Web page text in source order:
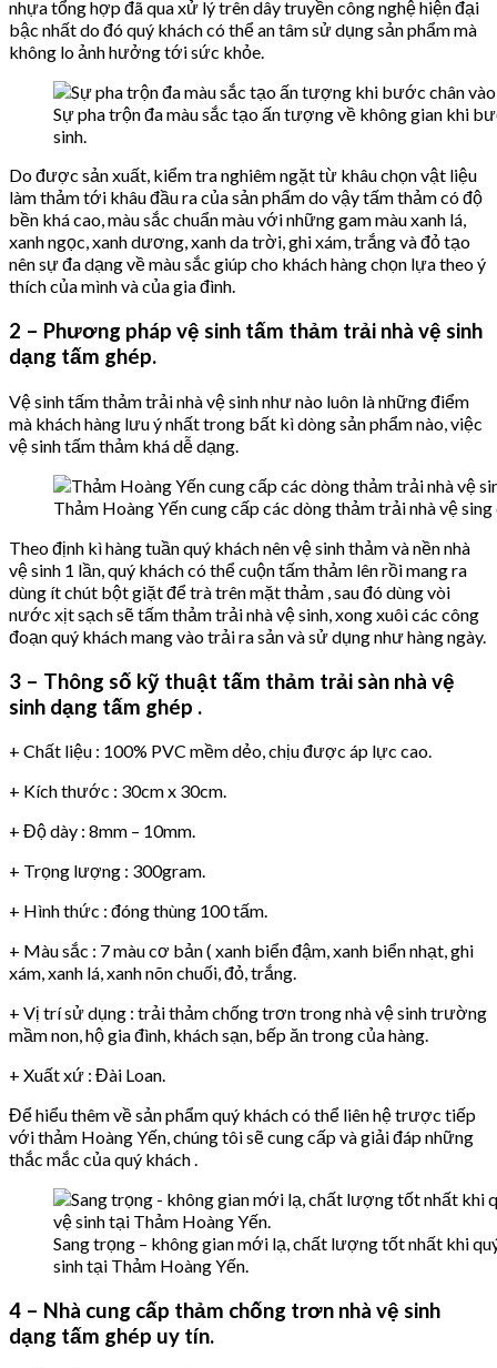
nhựa tổng hợp đã qua xử lý trên dây truyền công nghệ hiện đại
bậc nhất do đó quý khách có thể an tâm sử dụng sản phẩm mà
không lo ảnh hưởng tới sức khỏe.
Sự pha trộn đa màu sắc tạo ấn tượng về không gian khi
sinh.
Do được sản xuất, kiểm tra nghiêm ngặt từ khâu chọn vật liệu
làm thảm tới khâu đầu ra của sản phẩm do vậy tấm thảm có độ
bền khá cao, màu sắc chuẩn màu với những gam màu xanh lá,
xanh ngọc, xanh dương, xanh da trời, ghi xám, trắng và đỏ tạo
nên sự đa dạng về màu sắc giúp cho khách hàng chọn lựa theo ý
thích của mình và của gia đình.
2 – Phương pháp vệ sinh tấm thảm trải nhà vệ sinh
dạng tấm ghép.
Vệ sinh tấm thảm trải nhà vệ sinh như nào luôn là những điểm
mà khách hàng lưu ý nhất trong bất kì dòng sản phẩm nào, việc
vệ sinh tấm thảm khá dễ dạng.
Thảm Hoàng Yến cung cấp các dòng thảm trải nhà vệ
Theo định kì hàng tuần quý khách nên vệ sinh thảm và nền nhà
vệ sinh 1 lần, quý khách có thể cuộn tấm thảm lên rồi mang ra
dùng ít chút bột giặt để trà trên mặt thảm , sau đó dùng vòi
nước xịt sạch sẽ tấm thảm trải nhà vệ sinh, xong xuôi các công
đoạn quý khách mang vào trải ra sản và sử dụng như hàng ngày.
3 – Thông số kỹ thuật tấm thảm trải sàn nhà vệ
sinh dạng tấm ghép .
+ Chất liệu : 100% PVC mềm dẻo, chịu được áp lực cao.
+ Kích thước : 30cm x 30cm.
+ Độ dày : 8mm – 10mm.
+ Trọng lượng : 300gram.
+ Hình thức : đóng thùng 100 tấm.
+ Màu sắc : 7 màu cơ bản ( xanh biển đậm, xanh biển nhạt, ghi
xám, xanh lá, xanh nõn chuối, đỏ, trắng.
+ Vị trí sử dụng : trải thảm chống trơn trong nhà vệ sinh trường
mầm non, hộ gia đình, khách sạn, bếp ăn trong của hàng.
+ Xuất xứ : Đài Loan.
Để hiểu thêm về sản phẩm quý khách có thể liên hệ trược tiếp
với thảm Hoàng Yến, chúng tôi sẽ cung cấp và giải đáp những
thắc mắc của quý khách .
Sang trọng – không gian mới lạ, chất lượng tốt nhất khi
sinh tại Thảm Hoàng Yến.
4 – Nhà cung cấp thảm chống trơn nhà vệ sinh
dạng tấm ghép uy tín.